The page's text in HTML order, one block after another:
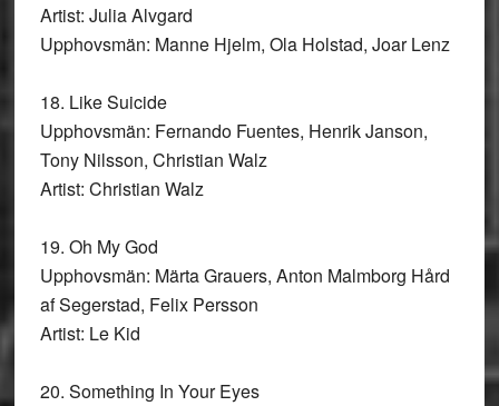
Artist: Julia Alvgard
Upphovsmän: Manne Hjelm, Ola Holstad, Joar Lenz
18. Like Suicide
Upphovsmän: Fernando Fuentes, Henrik Janson,
Tony Nilsson, Christian Walz
Artist: Christian Walz
19. Oh My God
Upphovsmän: Märta Grauers, Anton Malmborg Hård
af Segerstad, Felix Persson
Artist: Le Kid
20. Something In Your Eyes